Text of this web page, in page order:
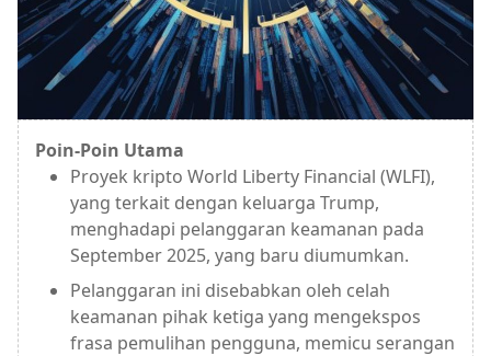
Poin-Poin Utama
Proyek kripto World Liberty Financial (WLFI),
yang terkait dengan keluarga Trump,
menghadapi pelanggaran keamanan pada
September 2025, yang baru diumumkan.
Pelanggaran ini disebabkan oleh celah
keamanan pihak ketiga yang mengekspos
frasa pemulihan pengguna, memicu serangan